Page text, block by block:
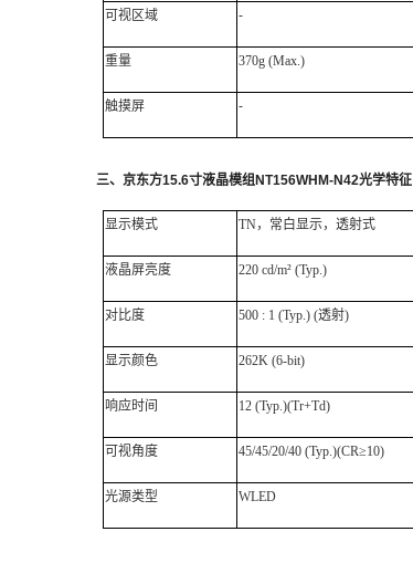
可视区域 -
重量 370g (Max.)
触摸屏 -
三、 京东方15.6寸液晶模组NT156WHM-N42光学特征
显示模式 TN，常白显示，透射式
液晶屏亮度 220 cd/m² (Typ.)
对比度 500 : 1 (Typ.) (透射)
显示颜色 262K (6-bit)
响应时间 12 (Typ.)(Tr+Td)
可视角度 45/45/20/40 (Typ.)(CR≥10)
光源类型 WLED